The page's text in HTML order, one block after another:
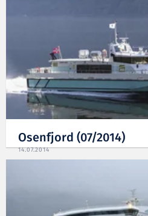
Osenfjord (07/2014)
14.07.2014